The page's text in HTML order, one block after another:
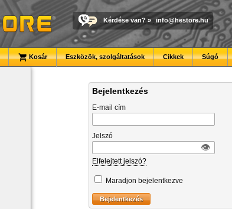
Kérdése van? » info@hestore.hu
Kosár Eszközök, szolgáltatások Cikkek Súgó
Bejelentkezés
E-mail cím
Jelszó
👁︎
Elfelejtett jelszó?
Maradjon bejelentkezve